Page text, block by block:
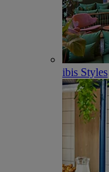
ibis Styles